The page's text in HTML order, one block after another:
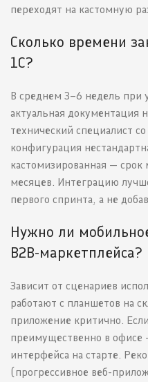
переходят на кастомную
Сколько времени
1С?
В среднем 3–6 недель при
актуальная документация
технический специалист
конфигурация
кастомизированная —
месяцев. Интеграцию
первого спринта, а не
Нужно ли
B2B-маркетплейса?
Зависит от сценариев
работают с планшетов на
приложение критично.
преимущественно в офисе
интерфейса на старте.
(прогрессивное веб-